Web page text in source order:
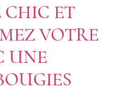
CHIC ET
VOTRE
UNE